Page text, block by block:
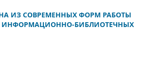
ИЗ СОВРЕМЕННЫХ ФОРМ РАБОТЫ
БИБЛИОТЕЧНЫХ